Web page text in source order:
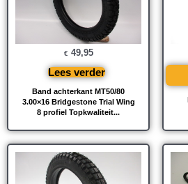
Band achterkant MT50/80
3.00×16 Bridgestone Trial Wing
8 profiel Topkwaliteit...
€ 49,95
Lees verder